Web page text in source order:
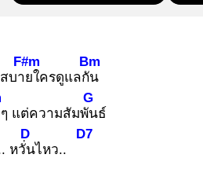
บาย
F#m
ใครดูแลกัน
Bm
ๆ แต่ความสัมพัน
G
ธ์
. หวั่น
D
ไหว..
D7